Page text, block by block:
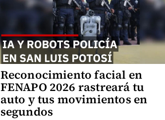
Reconocimiento facial en
FENAPO 2026 rastreará tu
auto y tus movimientos en
segundos